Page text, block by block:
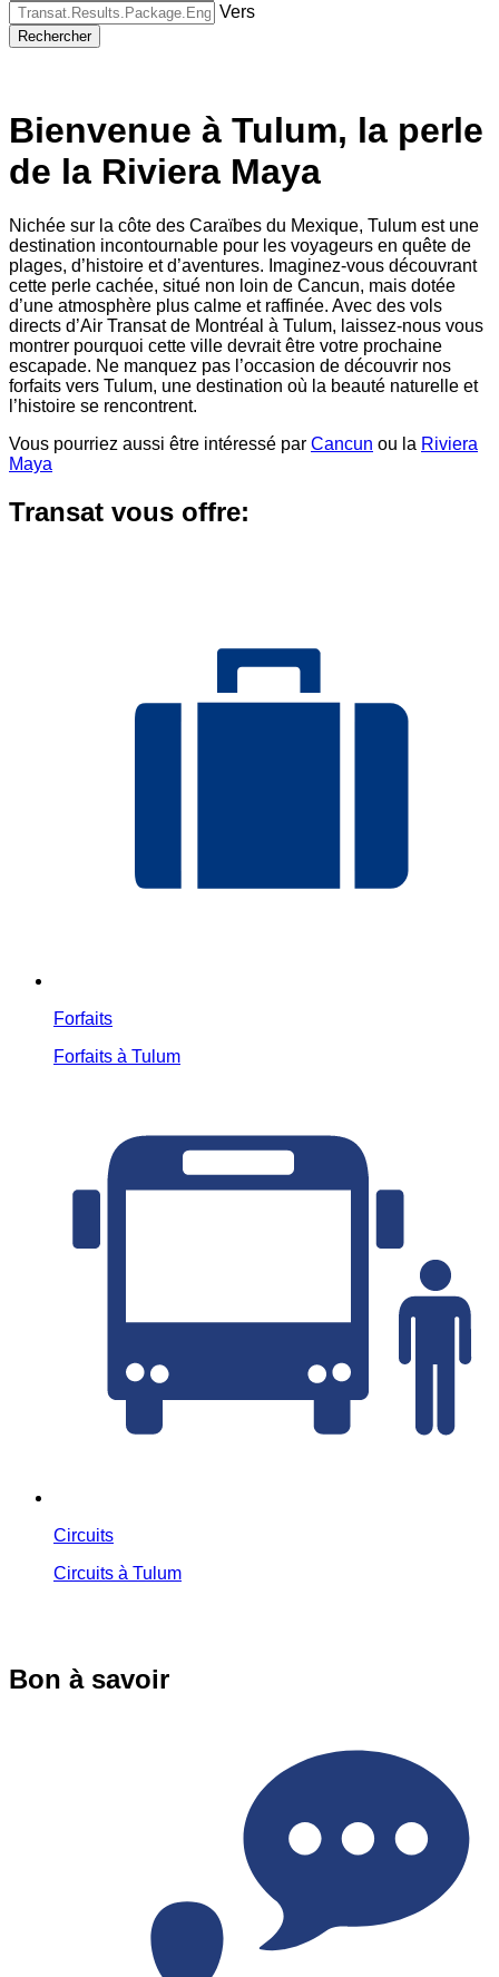
Vers
Rechercher
Bienvenue à Tulum, la perle
de la Riviera Maya
Nichée sur la côte des Caraïbes du Mexique, Tulum est une
destination incontournable pour les voyageurs en quête de
plages, d’histoire et d’aventures. Imaginez-vous découvrant
cette perle cachée, situé non loin de Cancun, mais dotée
d’une atmosphère plus calme et raffinée. Avec des vols
directs d’Air Transat de Montréal à Tulum, laissez-nous vous
montrer pourquoi cette ville devrait être votre prochaine
escapade. Ne manquez pas l’occasion de découvrir nos
forfaits vers Tulum, une destination où la beauté naturelle et
l’histoire se rencontrent.
Vous pourriez aussi être intéressé par Cancun ou la Riviera
Maya
Transat vous offre:
Forfaits
Forfaits à Tulum
Circuits
Circuits à Tulum
Bon à savoir